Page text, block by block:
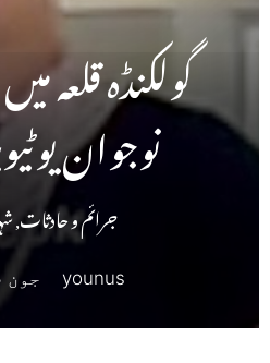
گولکنڈہ
نوجوان
جرائم و حادثات,
younus جون 13, 2026